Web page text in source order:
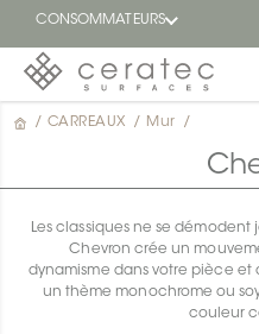
CONSOMMATEURS
En
/ CARREAUX / Mur /
Les classiques ne se démodent
Chevron crée un
dynamisme dans votre pièce et
un thème monochrome ou
couleur